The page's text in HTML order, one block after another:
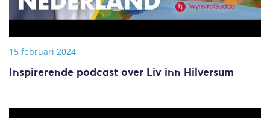
15 februari 2024
Inspirerende podcast over Liv inn Hilversum